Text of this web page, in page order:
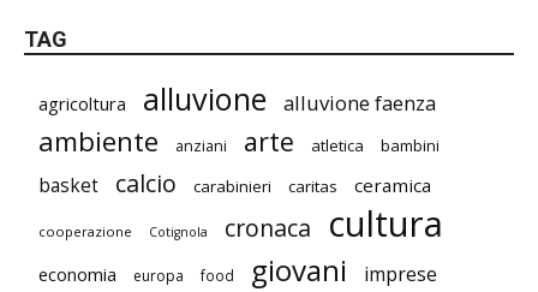
TAG
agricoltura alluvione alluvione faenza
ambiente anziani arte atletica bambini
basket calcio carabinieri caritas ceramica
cooperazione Cotignola cronaca cultura
economia europa food giovani imprese